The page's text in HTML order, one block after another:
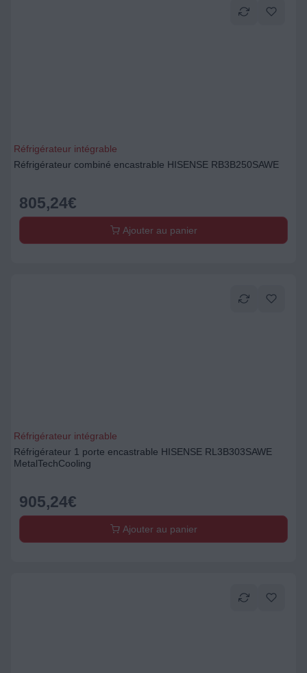
Réfrigérateur intégrable
Réfrigérateur combiné encastrable HISENSE RB3B250SAWE
805,24€
Ajouter au panier
Réfrigérateur intégrable
Réfrigérateur 1 porte encastrable HISENSE RL3B303SAWE
MetalTechCooling
905,24€
Ajouter au panier